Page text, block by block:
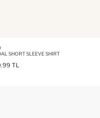
SHORT SLEEVE SHIRT
TL